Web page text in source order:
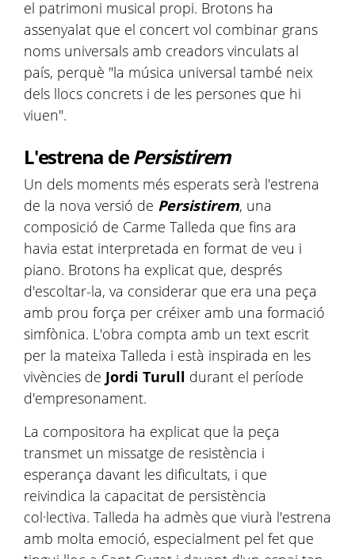
el patrimoni musical propi. Brotons ha
assenyalat que el concert vol combinar grans
noms universals amb creadors vinculats al
país, perquè "la música universal també neix
dels llocs concrets i de les persones que hi
viuen".
L'estrena dePersistirem
Un dels moments més esperats serà l'estrena
de la nova versió de Persistirem, una
composició de Carme Talleda que fins ara
havia estat interpretada en format de veu i
piano. Brotons ha explicat que, després
d'escoltar-la, va considerar que era una peça
amb prou força per créixer amb una formació
simfònica. L'obra compta amb un text escrit
per la mateixa Talleda i està inspirada en les
vivències de Jordi Turull durant el període
d'empresonament.
La compositora ha explicat que la peça
transmet un missatge de resistència i
esperança davant les dificultats, i que
reivindica la capacitat de persistència
col·lectiva. Talleda ha admès que viurà l'estrena
amb molta emoció, especialment pel fet que